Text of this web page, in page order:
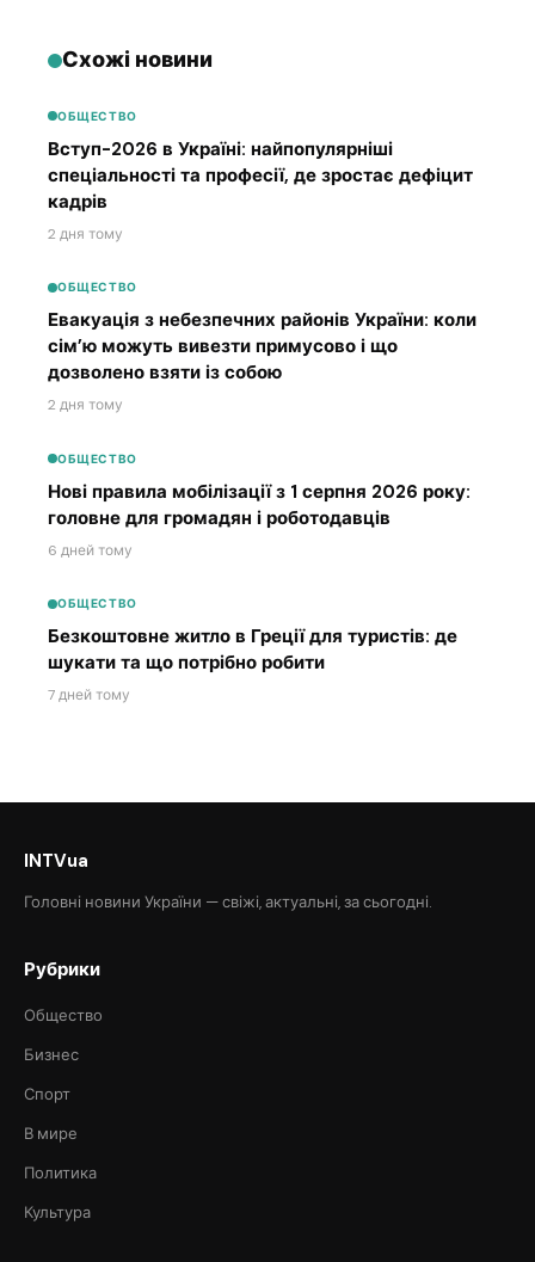
Схожі новини
ОБЩЕСТВО
Вступ-2026 в Україні: найпопулярніші
спеціальності та професії, де зростає дефіцит
кадрів
2 дня тому
ОБЩЕСТВО
Евакуація з небезпечних районів України: коли
сім’ю можуть вивезти примусово і що
дозволено взяти із собою
2 дня тому
ОБЩЕСТВО
Нові правила мобілізації з 1 серпня 2026 року:
головне для громадян і роботодавців
6 дней тому
ОБЩЕСТВО
Безкоштовне житло в Греції для туристів: де
шукати та що потрібно робити
7 дней тому
INTVua
Головні новини України — свіжі, актуальні, за сьогодні.
Рубрики
Общество
Бизнес
Спорт
В мире
Политика
Культура